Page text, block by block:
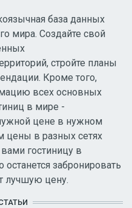
база данных
мира. Создайте свой
стройте планы
Кроме того,
всех основных
в мире -
цене в нужном
цены в разных сетях
гостиницу в
забронировать
лучшую цену.